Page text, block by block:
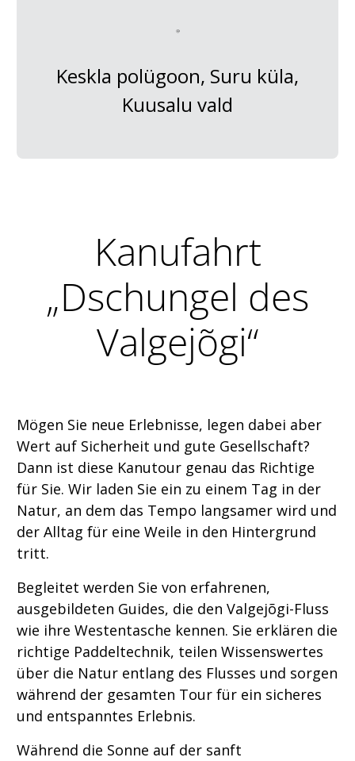
Keskla polügoon, Suru küla,
Kuusalu vald
Kanufahrt
„Dschungel des
Valgejõgi“
Mögen Sie neue Erlebnisse, legen dabei aber
Wert auf Sicherheit und gute Gesellschaft?
Dann ist diese Kanutour genau das Richtige
für Sie. Wir laden Sie ein zu einem Tag in der
Natur, an dem das Tempo langsamer wird und
der Alltag für eine Weile in den Hintergrund
tritt.
Begleitet werden Sie von erfahrenen,
ausgebildeten Guides, die den Valgejõgi-Fluss
wie ihre Westentasche kennen. Sie erklären die
richtige Paddeltechnik, teilen Wissenswertes
über die Natur entlang des Flusses und sorgen
während der gesamten Tour für ein sicheres
und entspanntes Erlebnis.
Während die Sonne auf der sanft